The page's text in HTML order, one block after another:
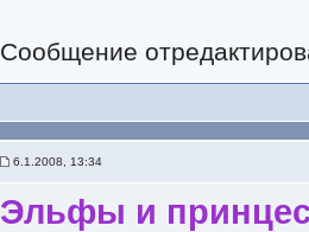
Сообщение
6.1.2008, 13:34
Эльфы и